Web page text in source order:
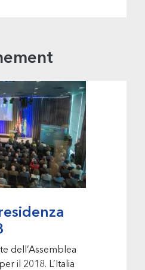
dell’Assemblea
il 2018. L’Italia